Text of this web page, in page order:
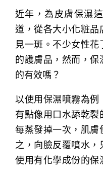
近年，為皮膚保濕
道，從各大小化粧品
見一斑。不少女性
的護膚品，然而，保
的有效嗎？
以使用保濕噴霧為例
有點像用口水舔乾裂
每蒸發掉一次，肌膚
之，向臉反覆噴水，
使用有化學成份的保